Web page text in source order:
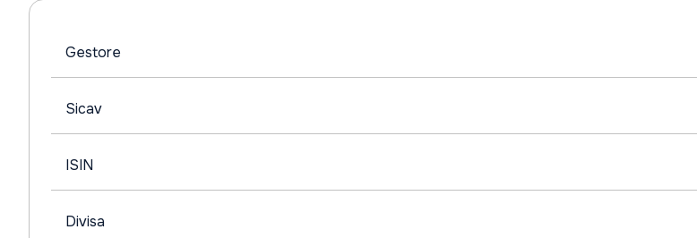
Gestore
Sicav
ISIN
Divisa